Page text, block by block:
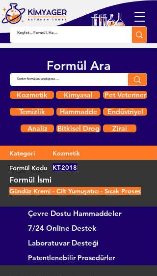
Formül Ara
Kozmetik Kimyasal
Pet Veteriner
Temizlik
Hammadde
Endüstriyel
Analiz
Bitkisel Drog Zirai
Kategori
Kozmetik
Formül Kodu
KT-2018
Formül İsmi
Gündüz Kremi - Cilt Yumuşatıcı - Sıcak Proses
Çevre Dostu Hammaddeler
7/24 Online Destek
Laboratuvar Desteği
Patentlenebilir Prosedürler